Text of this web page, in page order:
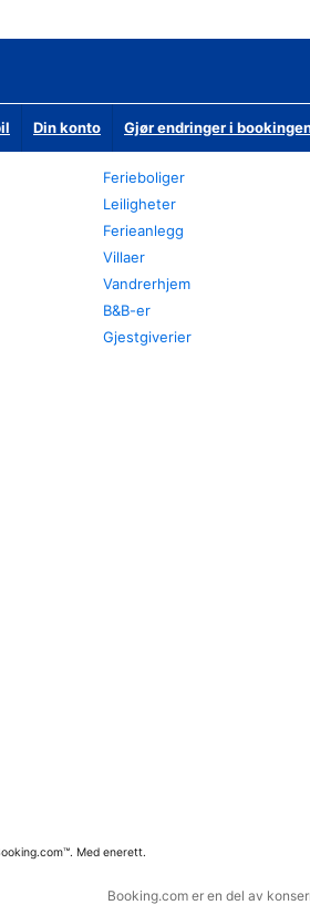
Din konto Gjør endringer i
Ferieboliger
Leiligheter
Ferieanlegg
Villaer
Vandrerhjem
B&B-er
Gjestgiverier
Med enerett.
Booking.com er en del av